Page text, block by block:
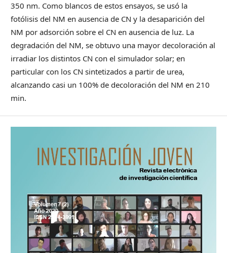
350 nm. Como blancos de estos ensayos, se usó la
fotólisis del NM en ausencia de CN y la desaparición del
NM por adsorción sobre el CN en ausencia de luz. La
degradación del NM, se obtuvo una mayor decoloración al
irradiar los distintos CN con el simulador solar; en
particular con los CN sintetizados a partir de urea,
alcanzando casi un 100% de decoloración del NM en 210
min.